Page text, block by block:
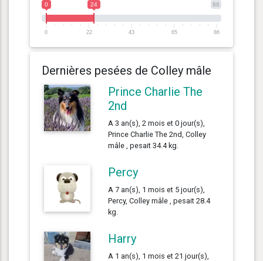
86
0 24
0 22 43 65 86
Dernières pesées de Colley mâle
Prince Charlie The
2nd
A 3 an(s), 2 mois et 0 jour(s),
Prince Charlie The 2nd, Colley
mâle , pesait 34.4 kg.
Percy
A 7 an(s), 1 mois et 5 jour(s),
Percy, Colley mâle , pesait 28.4
kg.
Harry
A 1 an(s), 1 mois et 21 jour(s),